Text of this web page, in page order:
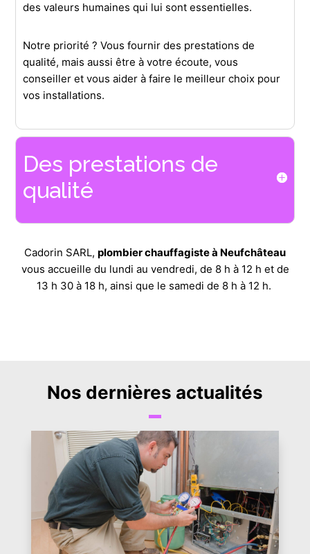
des valeurs humaines qui lui sont essentielles.
Notre priorité ? Vous fournir des prestations de
qualité, mais aussi être à votre écoute, vous
conseiller et vous aider à faire le meilleur choix pour
vos installations.
Des prestations de
qualité
Cadorin SARL, plombier chauffagiste à Neufchâteau
vous accueille du lundi au vendredi, de 8 h à 12 h et de
13 h 30 à 18 h, ainsi que le samedi de 8 h à 12 h.
Nos dernières actualités